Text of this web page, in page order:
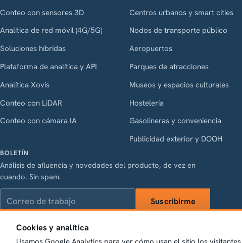
Conteo con sensores 3D
Analítica de red móvil (4G/5G)
Soluciones híbridas
Plataforma de analítica y API
Analítica Xovis
Conteo con LiDAR
Conteo con cámara IA
Centros urbanos y smart cities
Nodos de transporte público
Aeropuertos
Parques de atracciones
Museos y espacios culturales
Hostelería
Gasolineras y conveniencia
Publicidad exterior y DOOH
BOLETÍN
Análisis de afluencia y novedades del producto, de vez en
cuando. Sin spam.
Suscribirme
Cookies y analítica